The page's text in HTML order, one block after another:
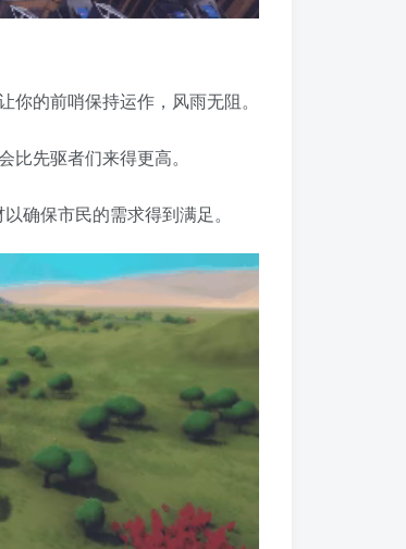
的前哨保持运作，风雨无阻。
先驱者们来得更高。
确保市民的需求得到满足。